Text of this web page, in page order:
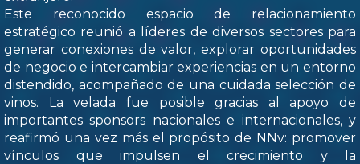
Este reconocido espacio de relacionamiento
estratégico reunió a líderes de diversos sectores para
generar conexiones de valor, explorar oportunidades
de negocio e intercambiar experiencias en un entorno
distendido, acompañado de una cuidada selección de
vinos. La velada fue posible gracias al apoyo de
importantes sponsors nacionales e internacionales, y
reafirmó una vez más el propósito de NNv: promover
vínculos que impulsen el crecimiento y la